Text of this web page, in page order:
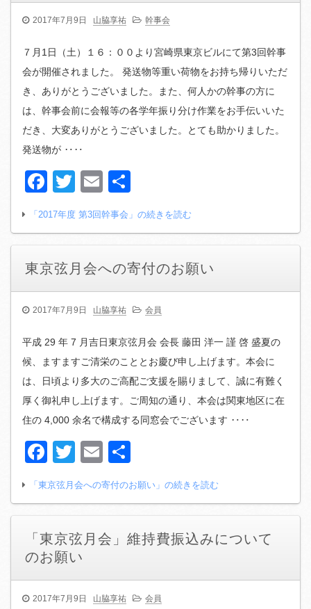
2017年7月9日 山脇享祐 幹事会
７月1日（土）１６：００より宮崎県東京ビルにて第3回幹事
会が開催されました。 発送物等重い荷物をお持ち帰りいただ
き、ありがとうございました。また、何人かの幹事の方に
は、幹事会前に会報等の各学年振り分け作業をお手伝いいた
だき、大変ありがとうございました。とても助かりました。
発送物が ‥‥
Facebook
TwitterEmail
有
「2017年度 第3回幹事会」の続きを読む
東京弦月会への寄付のお願い
2017年7月9日 山脇享祐 会員
平成 29 年 7 月吉日東京弦月会 会長 藤田 洋一 謹 啓 盛夏の
候、ますますご清栄のこととお慶び申し上げます。本会に
は、日頃より多大のご高配ご支援を賜りまして、誠に有難く
厚く御礼申し上げます。ご周知の通り、本会は関東地区に在
住の 4,000 余名で構成する同窓会でございます ‥‥
Facebook
TwitterEmail
「東京弦月会への寄付のお願い」の続きを読む
「東京弦月会」維持費振込みについて
のお願い
2017年7月9日 山脇享祐 会員